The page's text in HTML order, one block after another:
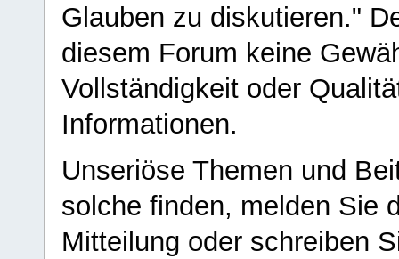
Glauben zu diskutieren."
diesem Forum keine
Vollständigkeit oder
Informationen.
Unseriöse Themen und
solche finden, melden Sie
Mitteilung oder schreiben